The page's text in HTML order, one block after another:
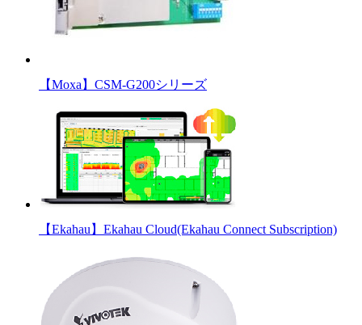
【Moxa】CSM-G200シリーズ
【Ekahau】Ekahau Cloud(Ekahau Connect Subscription)